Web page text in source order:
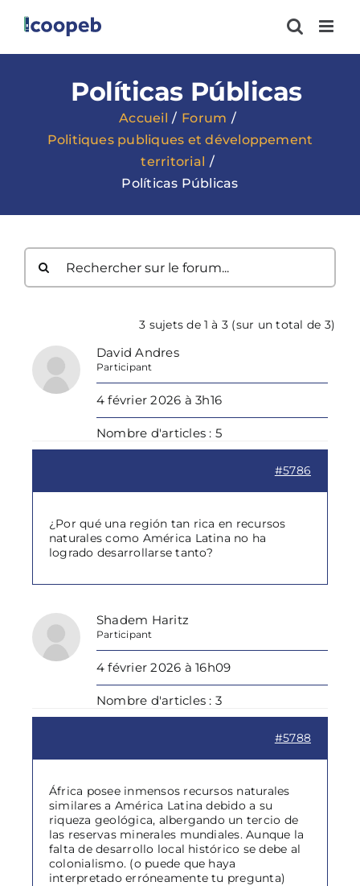
contenu
Políticas Públicas
Accueil
Forum
Politiques publiques et développement
territorial
Políticas Públicas
3 sujets de 1 à 3 (sur un total de 3)
David Andres
Participant
4 février 2026 à 3h16
Nombre d'articles : 5
#5786
¿Por qué una región tan rica en recursos
naturales como América Latina no ha
logrado desarrollarse tanto?
Shadem Haritz
Participant
4 février 2026 à 16h09
Nombre d'articles : 3
#5788
África posee inmensos recursos naturales
similares a América Latina debido a su
riqueza geológica, albergando un tercio de
las reservas minerales mundiales. Aunque la
falta de desarrollo local histórico se debe al
colonialismo. (o puede que haya
interpretado erróneamente tu pregunta)